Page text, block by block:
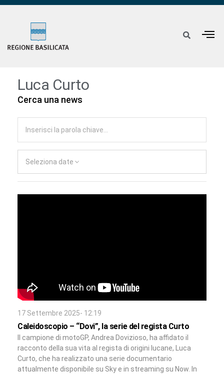
Luca Curto
Cerca una news
Seleziona date
17 Settembre 2025- 12:19
Caleidoscopio – “Dovi”, la serie del regista Curto
Il campione di motoGP, Andrea Dovizioso, ha affidato il
racconto della sua vita al regista di origini lucane, Luca
Curto, che ha realizzato una serie documentario
attualmente disponibile su Sky e in streaming su Now. In